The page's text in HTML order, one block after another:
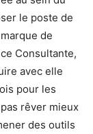
le poste de
de
Consultante,
avec elle
pour les
rêver mieux
des outils